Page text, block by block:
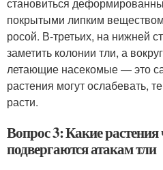
покрытыми липким
росой. В-третьих, на нижней
заметить колонии тли, а
летающие насекомые — это
растения могут ослабевать,
расти.
Вопрос 3: Какие растения
подвергаются атакам тли